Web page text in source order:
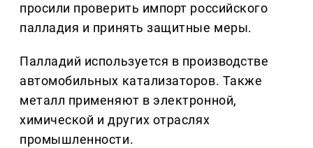
просили проверить импорт российского
палладия и принять защитные меры.
Палладий используется в производстве
автомобильных катализаторов. Также
металл применяют в электронной,
химической и других отраслях
промышленности.